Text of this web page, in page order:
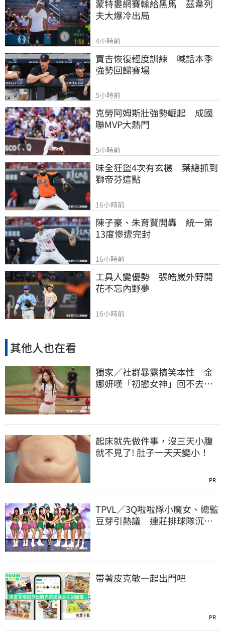
蒙特婁網賽輸給黑馬　茲韋列
夫大爆冷出局
4小時前
賈吉恢復輕度訓練　喊話本季
強勢回歸賽場
5小時前
克勞阿姆斯壯強勢崛起　成國
聯MVP大熱門
5小時前
味全狂盜4次有玄機　葉總抓到
獅帝芬這點
16小時前
陳子豪、朱育賢開轟　統一第
13度慘遭完封
16小時前
工具人變優勢　張皓崴外野開
花不忘內野夢
16小時前
其他人也在看
獨家／社群暴露搞笑本性 金
娜妍嘆「初戀女神」回不去！
起床就先做件事，沒三天小腹
就不見了! 肚子一天天變小！
PR
TPVL／3Q啦啦隊小魔女、總監
豆芽引熱議 連莊排球隊沉默6
帶著皮克敏一起出門吧
PR